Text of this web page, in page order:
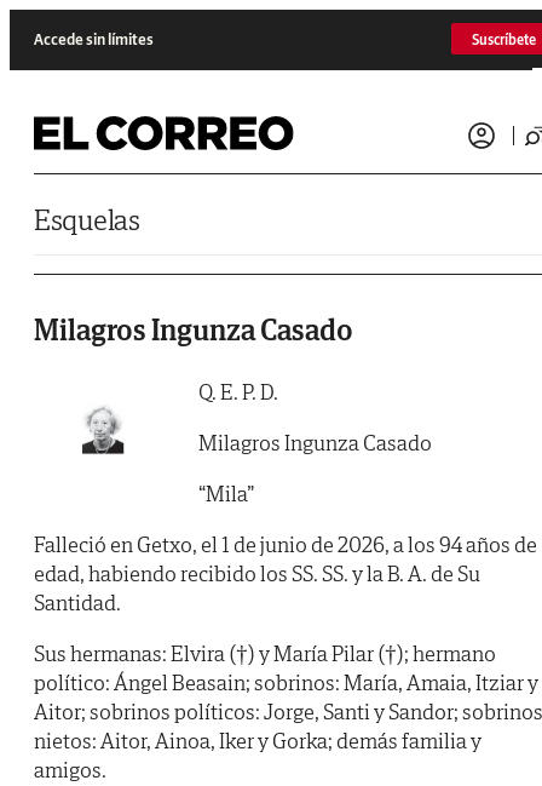
Accede sin límites Suscríbete
Esquelas
Milagros Ingunza Casado
Q. E. P. D.
Milagros Ingunza Casado
“Mila”
Falleció en Getxo, el 1 de junio de 2026, a los 94 años de
edad, habiendo recibido los SS. SS. y la B. A. de Su
Santidad.
Sus hermanas: Elvira (†) y María Pilar (†); hermano
político: Ángel Beasain; sobrinos: María, Amaia, Itziar y
Aitor; sobrinos políticos: Jorge, Santi y Sandor; sobrinos
nietos: Aitor, Ainoa, Iker y Gorka; demás familia y
amigos.